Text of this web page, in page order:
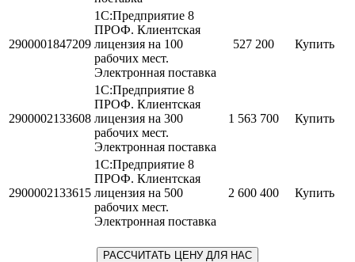
2900001847209
1С:Предприятие 8
ПРОФ. Клиентская
лицензия на 100
рабочих мест.
Электронная поставка
527 200 Купить
2900002133608
1С:Предприятие 8
ПРОФ. Клиентская
лицензия на 300
рабочих мест.
Электронная поставка
1 563 700 Купить
2900002133615
1С:Предприятие 8
ПРОФ. Клиентская
лицензия на 500
рабочих мест.
Электронная поставка
2 600 400 Купить
РАССЧИТАТЬ ЦЕНУ ДЛЯ НАС